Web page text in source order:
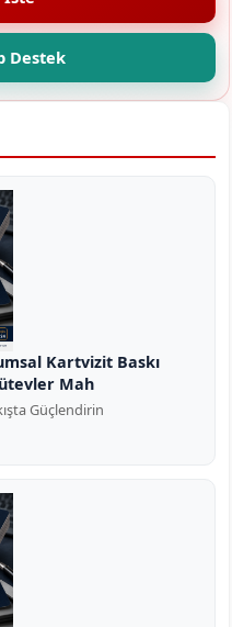
Destek
Kartvizit Baskı
Mah
Güçlendirin